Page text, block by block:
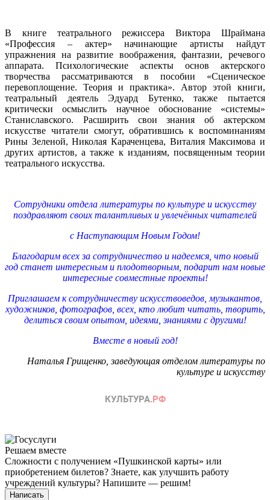
В книге театрального режиссера Виктора Шраймана
«Профессия – актер» начинающие артисты найдут
упражнения на развитие воображения, фантазии, речевого
аппарата. Психологические аспекты основ актерского
творчества рассматриваются в пособии «Сценическое
перевоплощение. Теория и практика». Автор этой книги,
театральный деятель Эдуард Бутенко, также пытается
критически осмыслить научное обоснование «системы»
Станиславского. Расширить свои знания об актерском
искусстве читатели смогут, обратившись к воспоминаниям
Рины Зеленой, Николая Караченцева, Виталия Максимова и
других артистов, а также к изданиям, посвященным теории
театрального искусства.
Сотрудники отдела литературы по культуре и искусству
поздравляют своих талантливых и увлечённых читателей
с Наступающим Новым Годом!
Благодарим всех за сотрудничество и надеемся, что новый
год станет интересным и плодотворным, подарит нам новые
интересные совместные проекты!
Приглашаем к сотрудничеству искусствоведов, музыкантов,
художников, фотографов, всех, кто любит читать, творить,
делиться своим опытом, идеями, знаниями с другими!
Вместе в новый год!
Наталья Грищенко, заведующая отделом литературы по
культуре и искусству
Решаем вместе
Сложности с получением «Пушкинской карты» или
приобретением билетов? Знаете, как улучшить работу
учреждений культуры? Напишите — решим!
Написать